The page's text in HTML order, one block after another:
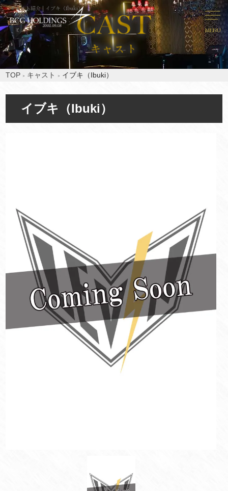
キャスト紹介 | イブキ（Ibuki）
MENU
TOP キャスト イブキ（Ibuki）
イブキ（Ibuki）